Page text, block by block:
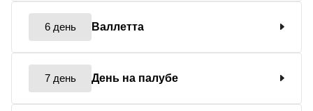
6 день Валлетта
7 день День на палубе